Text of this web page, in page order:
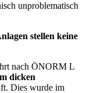
unproblematisch
stellen keine
nach ÖNORM L
dicken
Dies wurde im